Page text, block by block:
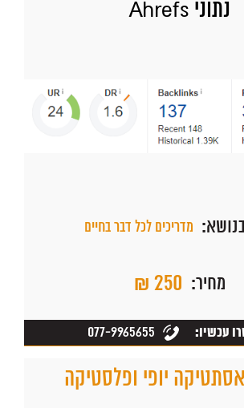
נתוני Ahrefs
מדריכים לכל דבר בחיים
מחיר: ₪ 250
עכשיו: 077-9965655
יופי ופלסטיקה